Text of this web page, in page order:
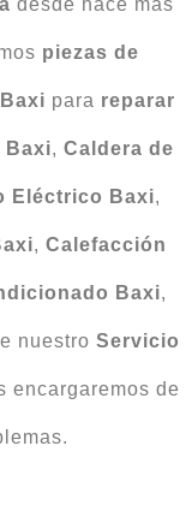
piezas de
Baxi para reparar
Baxi, Caldera de
Eléctrico Baxi,
, Calefacción
Baxi,
nuestro Servicio
encargaremos de